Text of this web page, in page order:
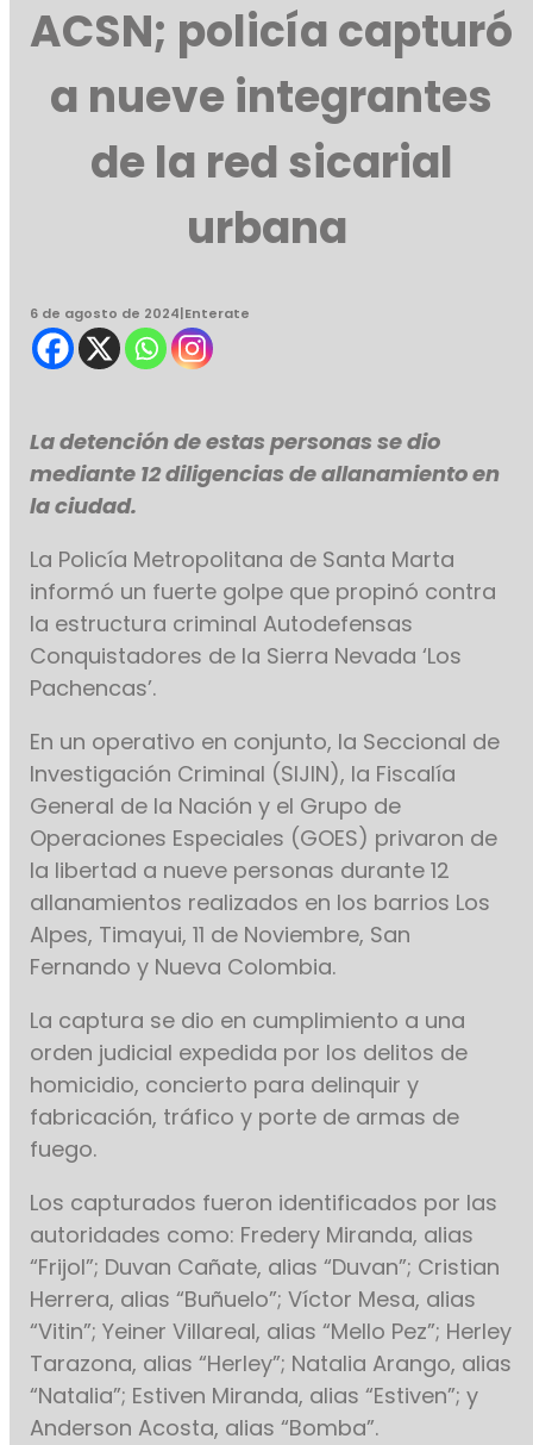
ACSN; policía capturó
a nueve integrantes
de la red sicarial
urbana
6 de agosto de 2024|Enterate
La detención de estas personas se dio
mediante 12 diligencias de allanamiento en
la ciudad.
La Policía Metropolitana de Santa Marta
informó un fuerte golpe que propinó contra
la estructura criminal Autodefensas
Conquistadores de la Sierra Nevada ‘Los
Pachencas’.
En un operativo en conjunto, la Seccional de
Investigación Criminal (SIJIN), la Fiscalía
General de la Nación y el Grupo de
Operaciones Especiales (GOES) privaron de
la libertad a nueve personas durante 12
allanamientos realizados en los barrios Los
Alpes, Timayui, 11 de Noviembre, San
Fernando y Nueva Colombia.
La captura se dio en cumplimiento a una
orden judicial expedida por los delitos de
homicidio, concierto para delinquir y
fabricación, tráfico y porte de armas de
fuego.
Los capturados fueron identificados por las
autoridades como: Fredery Miranda, alias
“Frijol”; Duvan Cañate, alias “Duvan”; Cristian
Herrera, alias “Buñuelo”; Víctor Mesa, alias
“Vitin”; Yeiner Villareal, alias “Mello Pez”; Herley
Tarazona, alias “Herley”; Natalia Arango, alias
“Natalia”; Estiven Miranda, alias “Estiven”; y
Anderson Acosta, alias “Bomba”.